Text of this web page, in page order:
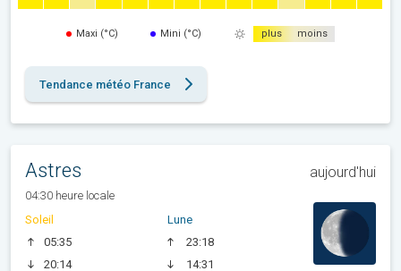
Maxi (°C) Mini (°C) plus moins
Tendance météo France
Astres aujourd'hui
04:30 heure locale
Soleil
05:35
20:14
Lune
23:18
14:31